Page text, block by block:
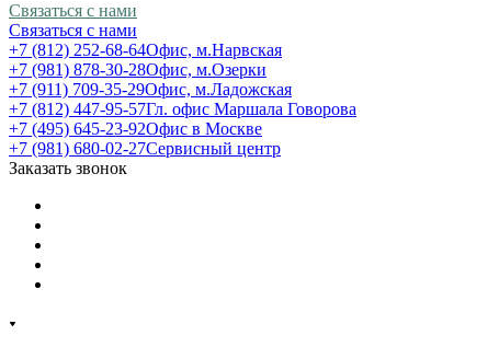
Связаться с нами
Связаться с нами
+7 (812) 252-68-64Офис, м.Нарвская
+7 (981) 878-30-28Офис, м.Озерки
+7 (911) 709-35-29Офис, м.Ладожская
+7 (812) 447-95-57Гл. офис Маршала Говорова
+7 (495) 645-23-92Офис в Москве
+7 (981) 680-02-27Сервисный центр
Заказать звонок